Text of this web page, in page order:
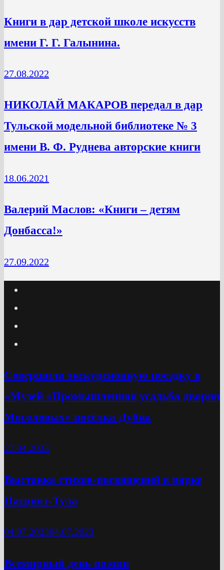
Книги в дар детской школе искусств
имени Г. Г. Галынина.
27.08.2022
НИКОЛАЙ МАКАРОВ передал в дар
Тульской модельной библиотеке № 3
имени В. Ф. Руднева авторские книги
18.06.2021
Валерий Маслов: «Книги – детям
Донбасса!»
27.09.2022
Cовершили экскурсионную поездку в
«Музей «Промышленная усадьба дворян
Мосоловых» посёлка Дубна
27.04.2023
Выставка стихов-посвящений в парке
Патриот-Тула
04.07.202304.07.2023
Всемирный день поэзии